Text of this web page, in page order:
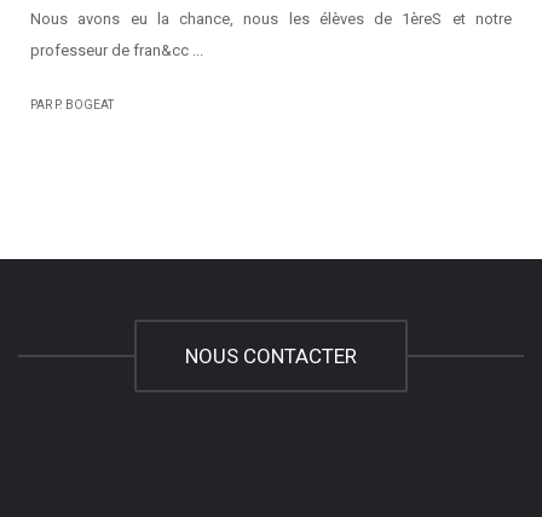
Nous avons eu la chance, nous les élèves de 1èreS et notre
professeur de fran&cc ...
PAR P. BOGEAT
NOUS CONTACTER